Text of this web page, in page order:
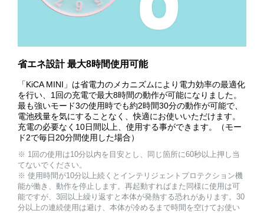
省エネ設計 最大8時間使用可能
「KiCA MINI」は省電力のメカニズムにより電力効率の最適化
を行い、1回の充電で最大8時間の動作が可能になりました。
最も強いモード3の使用時でも約2時間30分の動作が可能で、
電池残量を気にすることなく、快適にお使いいただけます。
充電の必要なく10日間以上、使用する事ができます。（モー
ド2で毎日20分間使用した場合）
※ 1回の使用は10分以内を目安とし、同じ箇所に60秒以上押し当
てないでください。
※ 使用時間が10分以上続くとインテリジェントプロテクション機
能が働き、動作を停止します。再起動すればまた同様に使用は可
能ですが、3回以上繰り返すと本体が発熱する恐れがあります。30
分以上の連続使用は避け、本体が冷めるまで時間を空けてお使い